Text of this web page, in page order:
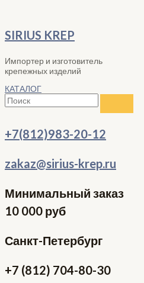
SIRIUS KREP
Импортер и изготовитель
крепежных изделий
КАТАЛОГ
+7(812)983-20-12
zakaz@sirius-krep.ru
Минимальный заказ
10 000 руб
Санкт-Петербург
+7 (812) 704-80-30